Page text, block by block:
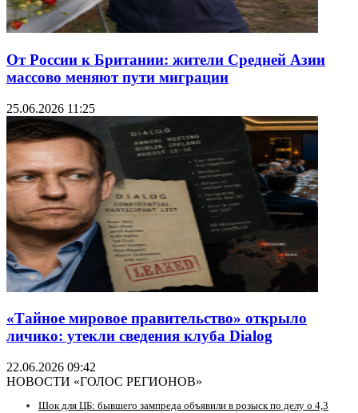
От России к Британии: жители Средней Азии
массово меняют пути миграции
25.06.2026 11:25
«Тайное мировое правительство» открыло
личико: утекли сведения клуба Dialog
22.06.2026 09:42
НОВОСТИ «ГОЛОС РЕГИОНОВ»
Шок для ЦБ: бывшего зампреда объявили в розыск по делу о 4,3